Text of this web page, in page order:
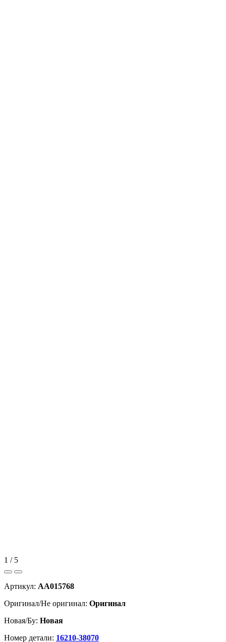
1 / 5
Артикул: AA015768
Оригинал/Не оригинал: Оригинал
Новая/Бу: Новая
Номер детали: 16210-38070